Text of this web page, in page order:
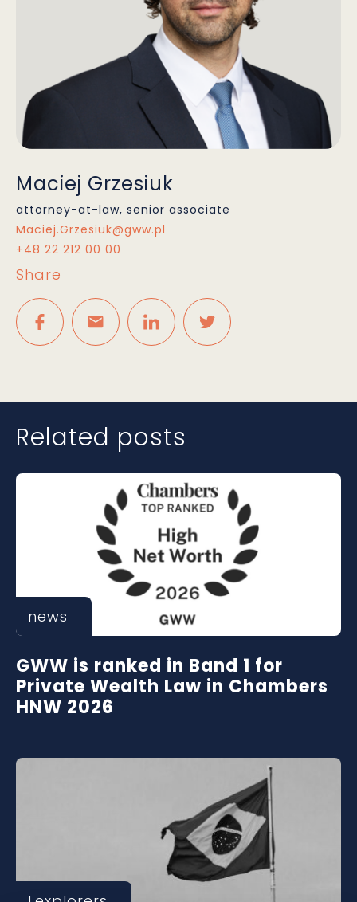
Maciej Grzesiuk
attorney-at-law, senior associate
Maciej.Grzesiuk@gww.pl
+48 22 212 00 00
Share
Related posts
news
GWW is ranked in Band 1 for
Private Wealth Law in Chambers
HNW 2026